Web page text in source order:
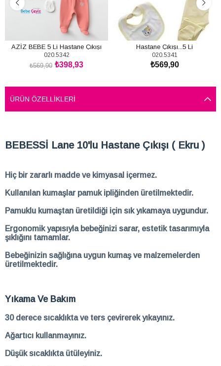
AZİZ BEBE 5 Li Hastane Çıkışı
020.5342
₺398,93
₺569,90
Hastane Çıkışı...5 Li
020.5341
₺569,90
ÜRÜN ÖZELLIKLERI
BEBESSİ Lane 10'lu Hastane Çıkışı ( Ekru )
Hiç bir zararlı madde ve kimyasal içermez.
Kullanılan kumaşlar pamuk ipliğinden üretilmektedir.
Pamuklu kumaştan üretildiği için sık yıkamaya uygundur.
Ergonomik yapısıyla bebeğinizi sarar, estetik tasarımıyla
şıklığını tamamlar.
Bebeğinizin sağlığına uygun kumaş ve malzemelerden
üretilmektedir.
Yıkama Ve Bakım
30 derece sıcaklıkta ve ters çevirerek yıkayınız.
Ağartıcı kullanmayınız.
Düşük sıcaklıkta ütüleyiniz.